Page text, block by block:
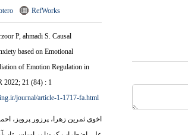
RefWorks
P, ahmadi S. Causal
based on Emotional
of Emotion Regulation in
2022; 21 (84) : 1
journal/article-1-1717-fa.html
اخوی ثمرین زهرا، پرزور پرویز،